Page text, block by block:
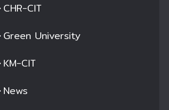
ารและบริษัทการลงทุน
วิศวกรรมยานยนต์
CHR-CIT
Green University
KM-CIT
News